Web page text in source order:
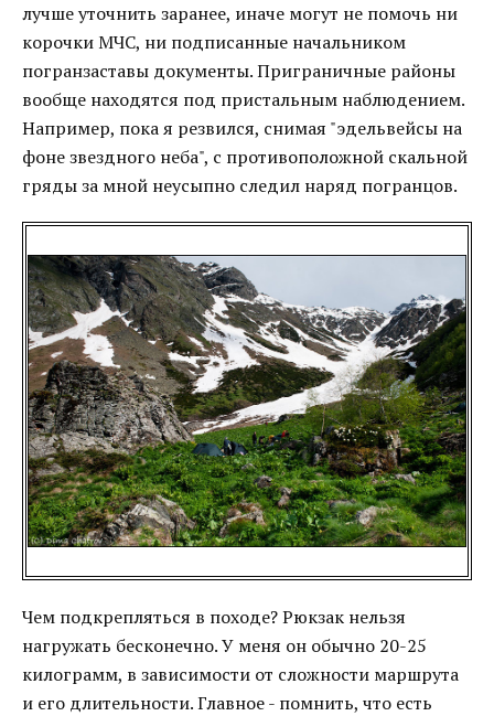
лучше уточнить заранее, иначе могут не помочь ни
корочки МЧС, ни подписанные начальником
погранзаставы документы. Приграничные районы
вообще находятся под пристальным наблюдением.
Например, пока я резвился, снимая "эдельвейсы на
фоне звездного неба", с противоположной скальной
гряды за мной неусыпно следил наряд погранцов.
Чем подкрепляться в походе? Рюкзак нельзя
нагружать бесконечно. У меня он обычно 20-25
килограмм, в зависимости от сложности маршрута
и его длительности. Главное - помнить, что есть